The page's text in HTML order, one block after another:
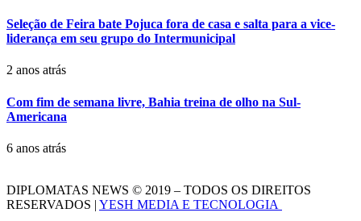
Seleção de Feira bate Pojuca fora de casa e salta para a vice-
liderança em seu grupo do Intermunicipal
2 anos atrás
Com fim de semana livre, Bahia treina de olho na Sul-
Americana
6 anos atrás
DIPLOMATAS NEWS © 2019 – TODOS OS DIREITOS
RESERVADOS | YESH MEDIA E TECNOLOGIA